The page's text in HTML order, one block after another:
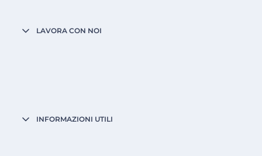
LAVORA CON NOI
INFORMAZIONI UTILI